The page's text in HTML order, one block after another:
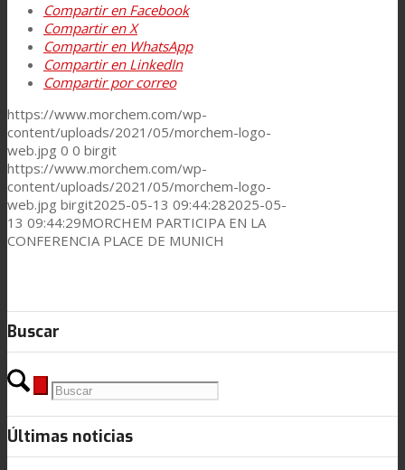
Noticias
Contacto
Buscar
Menú Menú
Compartir en Facebook
Compartir en X
Compartir en WhatsApp
Compartir en LinkedIn
Compartir por correo
https://www.morchem.com/wp-
content/uploads/2021/05/morchem-logo-
web.jpg 0 0 birgit
https://www.morchem.com/wp-
content/uploads/2021/05/morchem-logo-
web.jpg birgit2025-05-13 09:44:282025-05-
13 09:44:29MORCHEM PARTICIPA EN LA
CONFERENCIA PLACE DE MUNICH
Buscar
Últimas noticias